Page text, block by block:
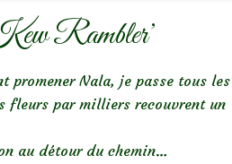
Rambler’
promener Nala, je passe tous les
fleurs par milliers recouvrent un
au détour du chemin…